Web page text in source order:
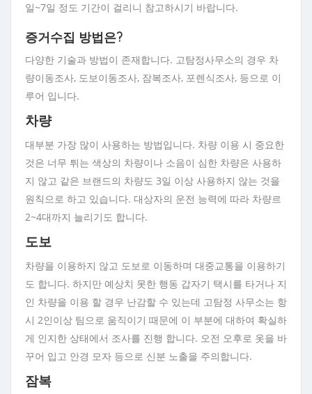
일~7일 정도 기간이 걸리니 참고하시기 바랍니다.
증거수집 방법은?
다양한 기술과 방법이 존재합니다. 고탐정사무소의 경우 차
량이동조사, 도보이동조사, 잠복조사, 포렌식조사, 등으로 이
루어 입니다.
차량
대부분 가장 많이 사용하는 방법입니다. 차량 이용 시 중요한
것은 너무 튀는 색상의 차량이나 소음이 심한 차량은 사용하
지 않고 같은 브랜드의 차량도 3일 이상 사용하지 않는 것을
원칙으로 하고 있습니다. 대상자의 운전 능력에 따라 차량르
2~4대까지 늘리기도 합니다.
도보
차량을 이용하지 않고 도보로 이동하며 대중교통을 이용하기
도 합니다. 하지만 예상치 못한 행동 갑자기 택시를 타거나 지
인 차량을 이용 할 경우 난감할 수 있는데 고탐정 사무소는 항
시 2인이상 팀으로 움직이기 때문에 이 부분에 대하여 확실하
게 인지한 상태에서 조사를 진행 합니다. 오전 오후로 옷을 바
꾸어 입고 안경 모자 등으로 신분 노출을 주의합니다.
잠복